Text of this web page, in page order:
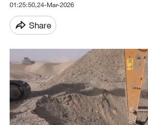
01:25:50,24-Mar-2026
Share